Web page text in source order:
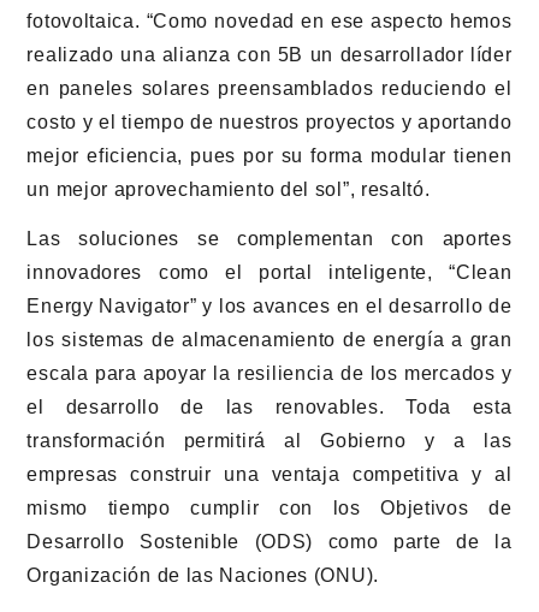
fotovoltaica. “Como novedad en ese aspecto hemos
realizado una alianza con 5B un desarrollador líder
en paneles solares preensamblados reduciendo el
costo y el tiempo de nuestros proyectos y aportando
mejor eficiencia, pues por su forma modular tienen
un mejor aprovechamiento del sol”, resaltó.
Las soluciones se complementan con aportes
innovadores como el portal inteligente, “Clean
Energy Navigator” y los avances en el desarrollo de
los sistemas de almacenamiento de energía a gran
escala para apoyar la resiliencia de los mercados y
el desarrollo de las renovables. Toda esta
transformación permitirá al Gobierno y a las
empresas construir una ventaja competitiva y al
mismo tiempo cumplir con los Objetivos de
Desarrollo Sostenible (ODS) como parte de la
Organización de las Naciones (ONU).